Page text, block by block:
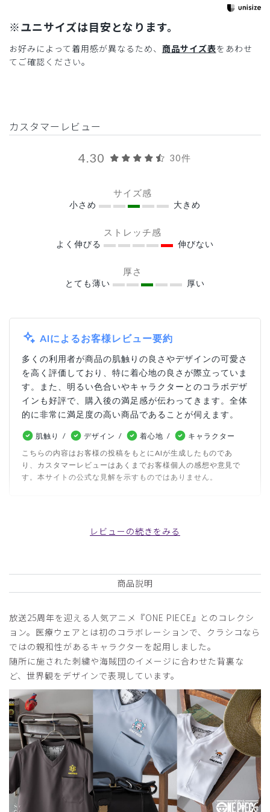
※ユニサイズは目安となります。
お好みによって着用感が異なるため、 商品サイズ表をあわせ
てご確認ください。
カスタマーレビュー
4.30 30件
サイズ感
小さめ 大きめ
ストレッチ感
よく伸びる 伸びない
厚さ
とても薄い 厚い
AIによるお客様レビュー要約
多くの利用者が商品の肌触りの良さやデザインの可愛さ
を高く評価しており、特に着心地の良さが際立っていま
す。また、明るい色合いやキャラクターとのコラボデザ
インも好評で、購入後の満足感が伝わってきます。全体
的に非常に満足度の高い商品であることが伺えます。
肌触り デザイン 着心地
キャラクター
こちらの内容はお客様の投稿をもとにAIが生成したものであ
り、カスタマーレビューはあくまでお客様個人の感想や意見で
す。本サイトの公式な見解を示すものではありません。
30代 151-155cm
サイズ感小さめ
大きめ
厚さとても薄い 厚い
サイズが合いました
サイズがぴったりあったので、履けそうです。
商品：R60Scrub Canvas Club:ONE PIECEスクラブパ
ンツ(男女兼用)/トラファルガー・ロー/XL
役に立った
レビューの続きをみる
商品説明
放送25周年を迎える人気アニメ『ONE PIECE』とのコレクシ
ョン。医療ウェアとは初のコラボレーションで、クラシコなら
ではの親和性があるキャラクターを起用しました。
随所に施された刺繍や海賊団のイメージに合わせた背裏な
ど、世界観をデザインで表現しています。